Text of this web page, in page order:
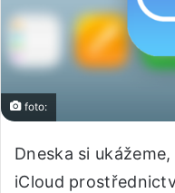
foto:
Dneska si
iCloud